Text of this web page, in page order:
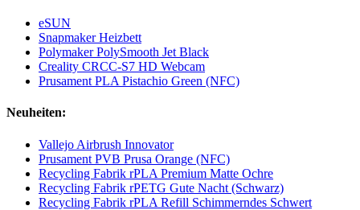
eSUN
Snapmaker Heizbett
Polymaker PolySmooth Jet Black
Creality CRCC-S7 HD Webcam
Prusament PLA Pistachio Green (NFC)
Neuheiten:
Vallejo Airbrush Innovator
Prusament PVB Prusa Orange (NFC)
Recycling Fabrik rPLA Premium Matte Ochre
Recycling Fabrik rPETG Gute Nacht (Schwarz)
Recycling Fabrik rPLA Refill Schimmerndes Schwert